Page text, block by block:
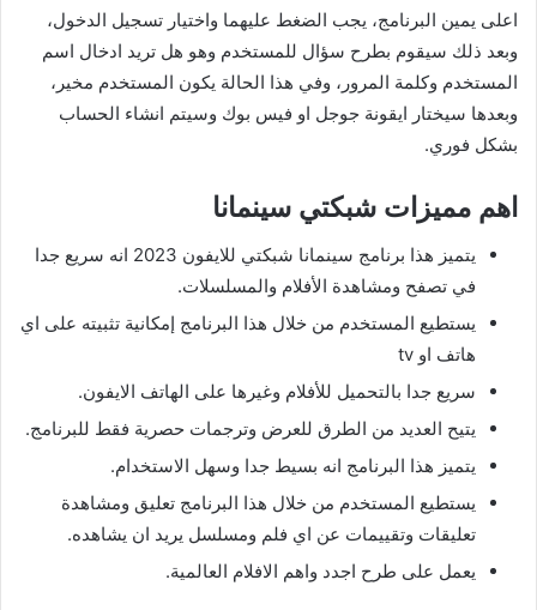
اعلى يمين البرنامج، يجب الضغط عليهما واختيار تسجيل الدخول،
وبعد ذلك سيقوم بطرح سؤال للمستخدم وهو هل تريد ادخال اسم
المستخدم وكلمة المرور، وفي هذا الحالة يكون المستخدم مخير،
وبعدها سيختار ايقونة جوجل او فيس بوك وسيتم انشاء الحساب
بشكل فوري.
اهم مميزات شبكتي سينمانا
يتميز هذا برنامج سينمانا شبكتي للايفون 2023 انه سريع جدا
في تصفح ومشاهدة الأفلام والمسلسلات.
يستطيع المستخدم من خلال هذا البرنامج إمكانية تثبيته على اي
هاتف او tv
سريع جدا بالتحميل للأفلام وغيرها على الهاتف الايفون.
يتيح العديد من الطرق للعرض وترجمات حصرية فقط للبرنامج.
يتميز هذا البرنامج انه بسيط جدا وسهل الاستخدام.
يستطيع المستخدم من خلال هذا البرنامج تعليق ومشاهدة
تعليقات وتقييمات عن اي فلم ومسلسل يريد ان يشاهده.
يعمل على طرح اجدد واهم الافلام العالمية.